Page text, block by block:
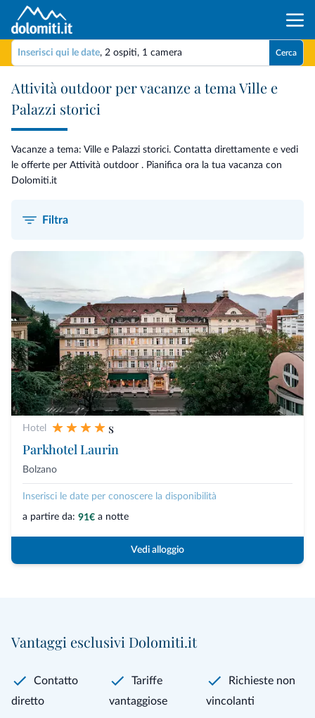
Inserisci qui le date, 2 ospiti, 1 camera Cerca
Attività outdoor per vacanze a tema Ville e
Palazzi storici
Vacanze a tema: Ville e Palazzi storici. Contatta direttamente e vedi
le offerte per Attività outdoor . Pianifica ora la tua vacanza con
Dolomiti.it
Filtra
Hotel
s
Parkhotel Laurin
Bolzano
Inserisci le date per conoscere la disponibilità
a partire da: 91€ a notte
Vedi alloggio
Vantaggi esclusivi Dolomiti.it
Contatto
diretto
Tariffe
vantaggiose
Richieste non
vincolanti